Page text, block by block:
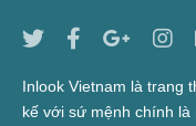
Inlook Vietnam là trang
kế với sứ mệnh chính